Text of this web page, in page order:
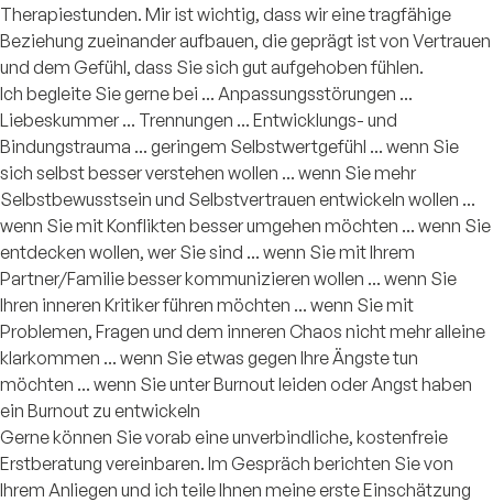
Therapiestunden. Mir ist wichtig, dass wir eine tragfähige
Beziehung zueinander aufbauen, die geprägt ist von Vertrauen
und dem Gefühl, dass Sie sich gut aufgehoben fühlen.
Ich begleite Sie gerne bei ... Anpassungsstörungen ...
Liebeskummer ... Trennungen ... Entwicklungs- und
Bindungstrauma ... geringem Selbstwertgefühl ... wenn Sie
sich selbst besser verstehen wollen ... wenn Sie mehr
Selbstbewusstsein und Selbstvertrauen entwickeln wollen ...
wenn Sie mit Konflikten besser umgehen möchten ... wenn Sie
entdecken wollen, wer Sie sind ... wenn Sie mit Ihrem
Partner/Familie besser kommunizieren wollen ... wenn Sie
Ihren inneren Kritiker führen möchten ... wenn Sie mit
Problemen, Fragen und dem inneren Chaos nicht mehr alleine
klarkommen ... wenn Sie etwas gegen Ihre Ängste tun
möchten ... wenn Sie unter Burnout leiden oder Angst haben
ein Burnout zu entwickeln
Gerne können Sie vorab eine unverbindliche, kostenfreie
Erstberatung vereinbaren. Im Gespräch berichten Sie von
Ihrem Anliegen und ich teile Ihnen meine erste Einschätzung